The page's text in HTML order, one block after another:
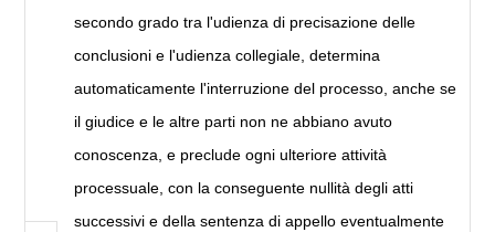
secondo grado tra l'udienza di precisazione delle
conclusioni e l'udienza collegiale, determina
automaticamente l'interruzione del processo, anche se
il giudice e le altre parti non ne abbiano avuto
conoscenza, e preclude ogni ulteriore attività
processuale, con la conseguente nullità degli atti
successivi e della sentenza di appello eventualmente